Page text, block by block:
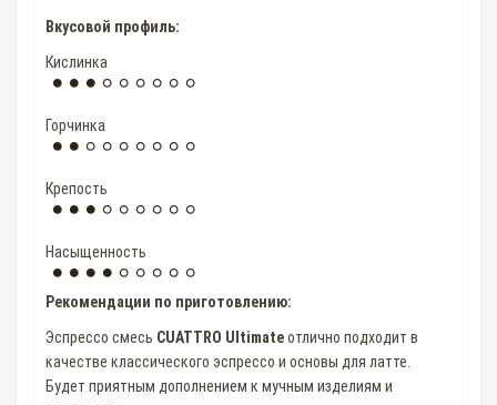
Вкусовой профиль:
Кислинка
Горчинка
Крепость
Насыщенность
Рекомендации по приготовлению:
Эспрессо смесь CUATTRO Ultimateотлично подходит в
качестве классического эспрессо и основы для латте.
Будет приятным дополнением к мучным изделиям и